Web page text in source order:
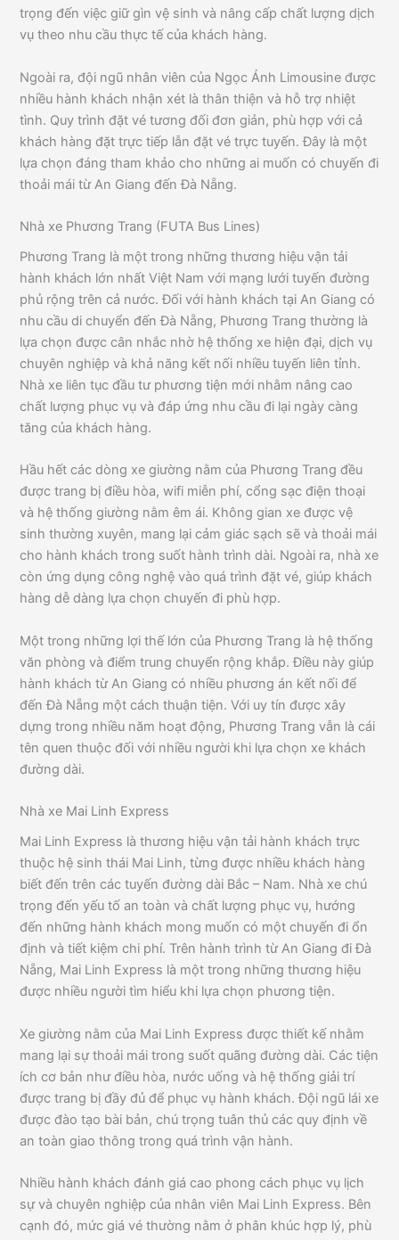
trọng đến việc giữ gìn vệ sinh và nâng cấp chất lượng dịch
vụ theo nhu cầu thực tế của khách hàng.
Ngoài ra, đội ngũ nhân viên của Ngọc Ánh Limousine được
nhiều hành khách nhận xét là thân thiện và hỗ trợ nhiệt
tình. Quy trình đặt vé tương đối đơn giản, phù hợp với cả
khách hàng đặt trực tiếp lẫn đặt vé trực tuyến. Đây là một
lựa chọn đáng tham khảo cho những ai muốn có chuyến đi
thoải mái từ An Giang đến Đà Nẵng.
Nhà xe Phương Trang (FUTA Bus Lines)
Phương Trang là một trong những thương hiệu vận tải
hành khách lớn nhất Việt Nam với mạng lưới tuyến đường
phủ rộng trên cả nước. Đối với hành khách tại An Giang có
nhu cầu di chuyển đến Đà Nẵng, Phương Trang thường là
lựa chọn được cân nhắc nhờ hệ thống xe hiện đại, dịch vụ
chuyên nghiệp và khả năng kết nối nhiều tuyến liên tỉnh.
Nhà xe liên tục đầu tư phương tiện mới nhằm nâng cao
chất lượng phục vụ và đáp ứng nhu cầu đi lại ngày càng
tăng của khách hàng.
Hầu hết các dòng xe giường nằm của Phương Trang đều
được trang bị điều hòa, wifi miễn phí, cổng sạc điện thoại
và hệ thống giường nằm êm ái. Không gian xe được vệ
sinh thường xuyên, mang lại cảm giác sạch sẽ và thoải mái
cho hành khách trong suốt hành trình dài. Ngoài ra, nhà xe
còn ứng dụng công nghệ vào quá trình đặt vé, giúp khách
hàng dễ dàng lựa chọn chuyến đi phù hợp.
Một trong những lợi thế lớn của Phương Trang là hệ thống
văn phòng và điểm trung chuyển rộng khắp. Điều này giúp
hành khách từ An Giang có nhiều phương án kết nối để
đến Đà Nẵng một cách thuận tiện. Với uy tín được xây
dựng trong nhiều năm hoạt động, Phương Trang vẫn là cái
tên quen thuộc đối với nhiều người khi lựa chọn xe khách
đường dài.
Nhà xe Mai Linh Express
Mai Linh Express là thương hiệu vận tải hành khách trực
thuộc hệ sinh thái Mai Linh, từng được nhiều khách hàng
biết đến trên các tuyến đường dài Bắc – Nam. Nhà xe chú
trọng đến yếu tố an toàn và chất lượng phục vụ, hướng
đến những hành khách mong muốn có một chuyến đi ổn
định và tiết kiệm chi phí. Trên hành trình từ An Giang đi Đà
Nẵng, Mai Linh Express là một trong những thương hiệu
được nhiều người tìm hiểu khi lựa chọn phương tiện.
Xe giường nằm của Mai Linh Express được thiết kế nhằm
mang lại sự thoải mái trong suốt quãng đường dài. Các tiện
ích cơ bản như điều hòa, nước uống và hệ thống giải trí
được trang bị đầy đủ để phục vụ hành khách. Đội ngũ lái xe
được đào tạo bài bản, chú trọng tuân thủ các quy định về
an toàn giao thông trong quá trình vận hành.
Nhiều hành khách đánh giá cao phong cách phục vụ lịch
sự và chuyên nghiệp của nhân viên Mai Linh Express. Bên
cạnh đó, mức giá vé thường nằm ở phân khúc hợp lý, phù